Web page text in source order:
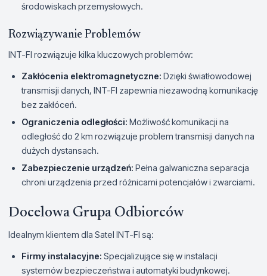
środowiskach przemysłowych.
Rozwiązywanie Problemów
INT-FI rozwiązuje kilka kluczowych problemów:
Zakłócenia elektromagnetyczne: Dzięki światłowodowej
transmisji danych, INT-FI zapewnia niezawodną komunikację
bez zakłóceń.
Ograniczenia odległości: Możliwość komunikacji na
odległość do 2 km rozwiązuje problem transmisji danych na
dużych dystansach.
Zabezpieczenie urządzeń: Pełna galwaniczna separacja
chroni urządzenia przed różnicami potencjałów i zwarciami.
Docelowa Grupa Odbiorców
Idealnym klientem dla Satel INT-FI są:
Firmy instalacyjne: Specjalizujące się w instalacji
systemów bezpieczeństwa i automatyki budynkowej.